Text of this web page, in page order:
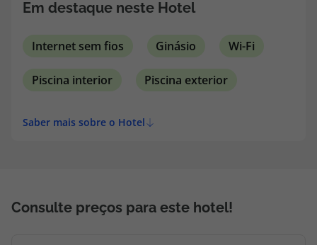
Em destaque neste Hotel
Internet sem fios Ginásio Wi-Fi
Piscina interior Piscina exterior
Saber mais sobre o Hotel
Consulte preços para este hotel!